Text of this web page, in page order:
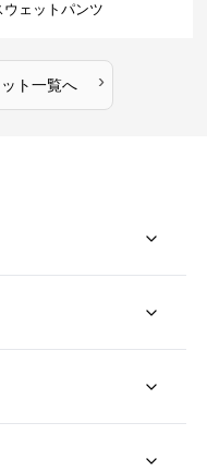
ウェットパンツ
ト一覧へ ›